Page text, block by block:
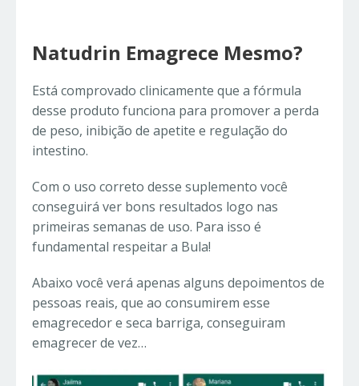
Natudrin Emagrece Mesmo?
Está comprovado clinicamente que a fórmula
desse produto funciona para promover a perda
de peso, inibição de apetite e regulação do
intestino.
Com o uso correto desse suplemento você
conseguirá ver bons resultados logo nas
primeiras semanas de uso. Para isso é
fundamental respeitar a Bula!
Abaixo você verá apenas alguns depoimentos de
pessoas reais, que ao consumirem esse
emagrecedor e seca barriga, conseguiram
emagrecer de vez…